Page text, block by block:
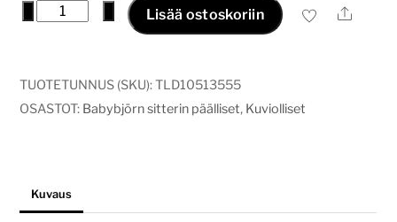
sitterin
ja
lentokoneet
Lisää ostoskoriin Ale
TUOTETUNNUS (SKU):TLD10513555
OSASTOT: Babybjörn sitterin päälliset, Kuviolliset
Kuvaus